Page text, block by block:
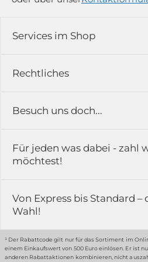
Rechtliches
Impressum
Rückgabe & Reklamation
Widerrufsrecht
Datenschutz-Einstellung
Erklärung zur Barrierefreiheit
Services im Shop
Versandkosten
Erfahrungsberichte &
Kontakt
Karriere
Gewerbekunden
Grounding Page
Besuch uns doch...
in der Ausstellung...
51789 Lindlar
Hinweis:
Für jeden was dabei - zahl
möchtest!
Von Express bis Standard –
Wahl!
¹ Der Rabattcode gilt nur für das Sortiment im
einem Einkaufswert von 500 Euro einlösen. Er ist
anderen Rabattaktionen kombinieren, nicht